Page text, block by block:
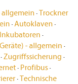
·Trockner
· Autoklaven ·
·
- allgemein ·
· Zugriffssicherung ·
· Profibus·
·Technische